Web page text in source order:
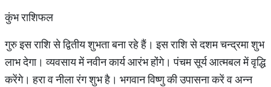
कुंभ राशिफल
गुरु इस राशि से द्वितीय शुभता बना रहे हैं। इस राशि से दशम चन्द्रमा शुभ
लाभ देगा। व्यवसाय में नवीन कार्य आरंभ होंगे। पंचम सूर्य आत्मबल में वृद्धि
करेंगे। हरा व नीला रंग शुभ है। भगवान विष्णु की उपासना करें व अन्न